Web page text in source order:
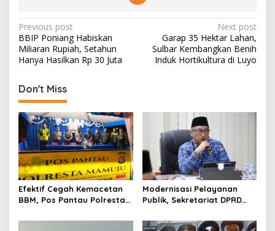
P
o
s
t
n
a
v
i
g
a
t
i
Previous post
BBIP Poniang Habiskan
Miliaran Rupiah, Setahun
Hanya Hasilkan Rp 30 Juta
Next post
Garap 35 Hektar Lahan,
Sulbar Kembangkan Benih
Induk Hortikultura di Luyo
Don't Miss
Efektif Cegah Kemacetan
BBM, Pos Pantau Polresta
SPBU Kali Mamuju
Modernisasi Pelayanan
Publik, Sekretariat DPRD
Luncurkan Aplikasi SIPAKDE